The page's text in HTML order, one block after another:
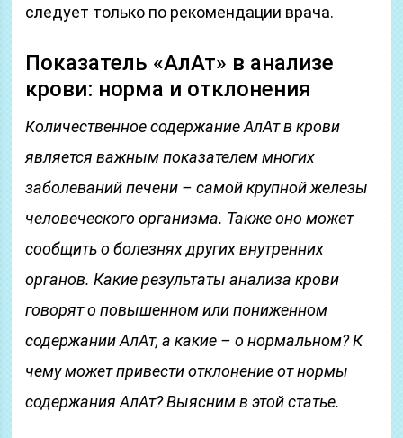
следует только по рекомендации врача.
Показатель «АлАт» в анализе
крови: норма и отклонения
Количественное содержание АлАт в крови
является важным показателем многих
заболеваний печени – самой крупной железы
человеческого организма. Также оно может
сообщить о болезнях других внутренних
органов. Какие результаты анализа крови
говорят о повышенном или пониженном
содержании АлАт, а какие – о нормальном? К
чему может привести отклонение от нормы
содержания АлАт? Выясним в этой статье.